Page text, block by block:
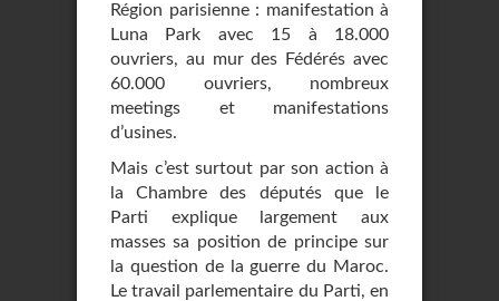
Région parisienne : manifestation à
Luna Park avec 15 à 18.000
ouvriers, au mur des Fédérés avec
60.000 ouvriers, nombreux
meetings et manifestations
d’usines.
Mais c’est surtout par son action à
la Chambre des députés que le
Parti explique largement aux
masses sa position de principe sur
la question de la guerre du Maroc.
Le travail parlementaire du Parti, en